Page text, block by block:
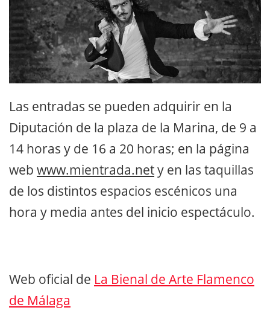
Las entradas se pueden adquirir en la
Diputación de la plaza de la Marina, de 9 a
14 horas y de 16 a 20 horas; en la página
web www.mientrada.nety en las taquillas
de los distintos espacios escénicos una
hora y media antes del inicio espectáculo.
Web oficial de La Bienal de Arte Flamenco
de Málaga